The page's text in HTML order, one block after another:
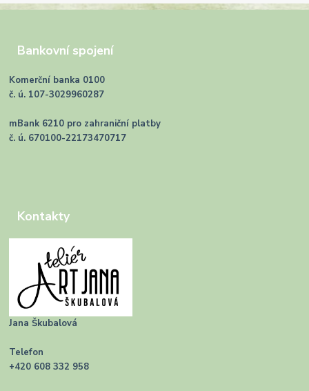
Bankovní spojení
Komerční banka 0100
č. ú. 107-3029960287
mBank 6210 pro zahraniční platby
č. ú. 670100-22173470717
Kontakty
Jana Škubalová
Telefon
+420 608 332 958